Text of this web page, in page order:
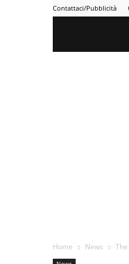
Contattaci/Pubblicità
Home News